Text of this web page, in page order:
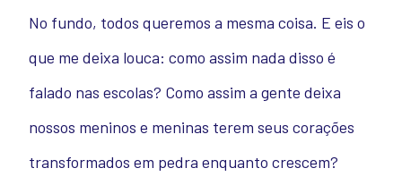
No fundo, todos queremos a mesma coisa. E eis o
que me deixa louca: como assim nada disso é
falado nas escolas? Como assim a gente deixa
nossos meninos e meninas terem seus corações
transformados em pedra enquanto crescem?